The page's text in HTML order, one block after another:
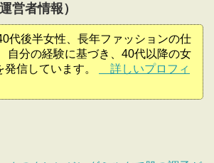
営者情報）
後半女性、長年ファッションの仕
自分の経験に基づき、40代以降の女
信しています。
詳しいプロフィ